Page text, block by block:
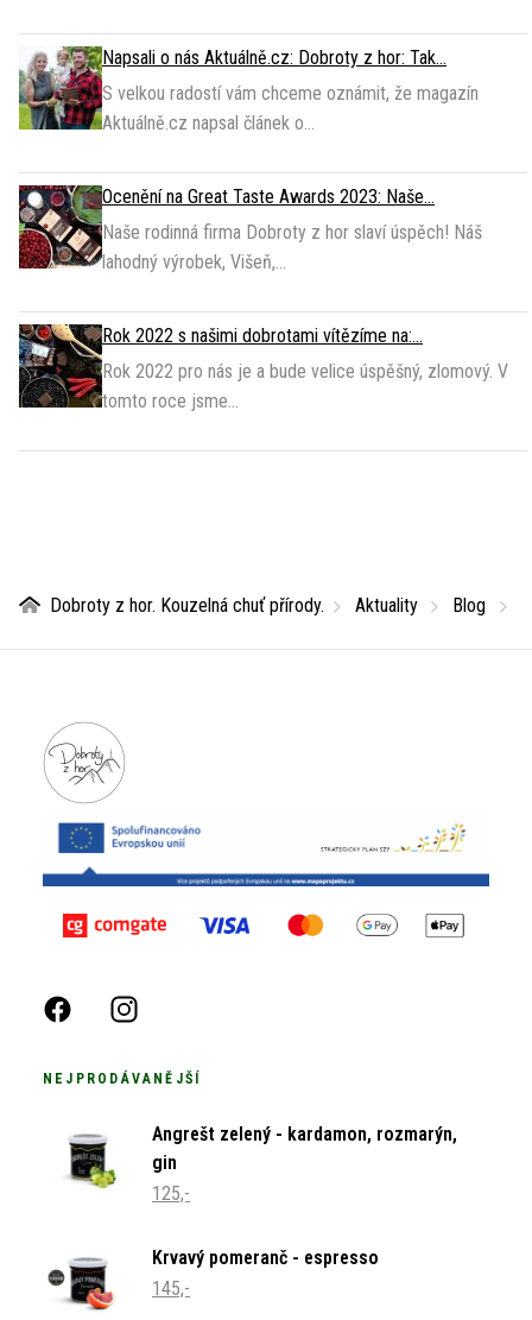
Napsali o nás Aktuálně.cz: Dobroty z hor: Tak...
S velkou radostí vám chceme oznámit, že magazín
Aktuálně.cz napsal článek o...
Ocenění na Great Taste Awards 2023: Naše...
Naše rodinná firma Dobroty z hor slaví úspěch! Náš
lahodný výrobek, Višeň,...
Rok 2022 s našimi dobrotami vítězíme na:...
Rok 2022 pro nás je a bude velice úspěšný, zlomový. V
tomto roce jsme...
Dobroty z hor. Kouzelná chuť přírody. Aktuality Blog
NEJPRODÁVANĚJŠÍ
Angrešt zelený - kardamon, rozmarýn,
gin
125,-
Krvavý pomeranč - espresso
145,-